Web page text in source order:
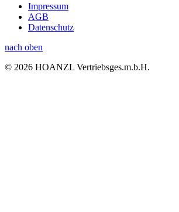
Impressum
AGB
Datenschutz
nach oben
© 2026 HOANZL Vertriebsges.m.b.H.